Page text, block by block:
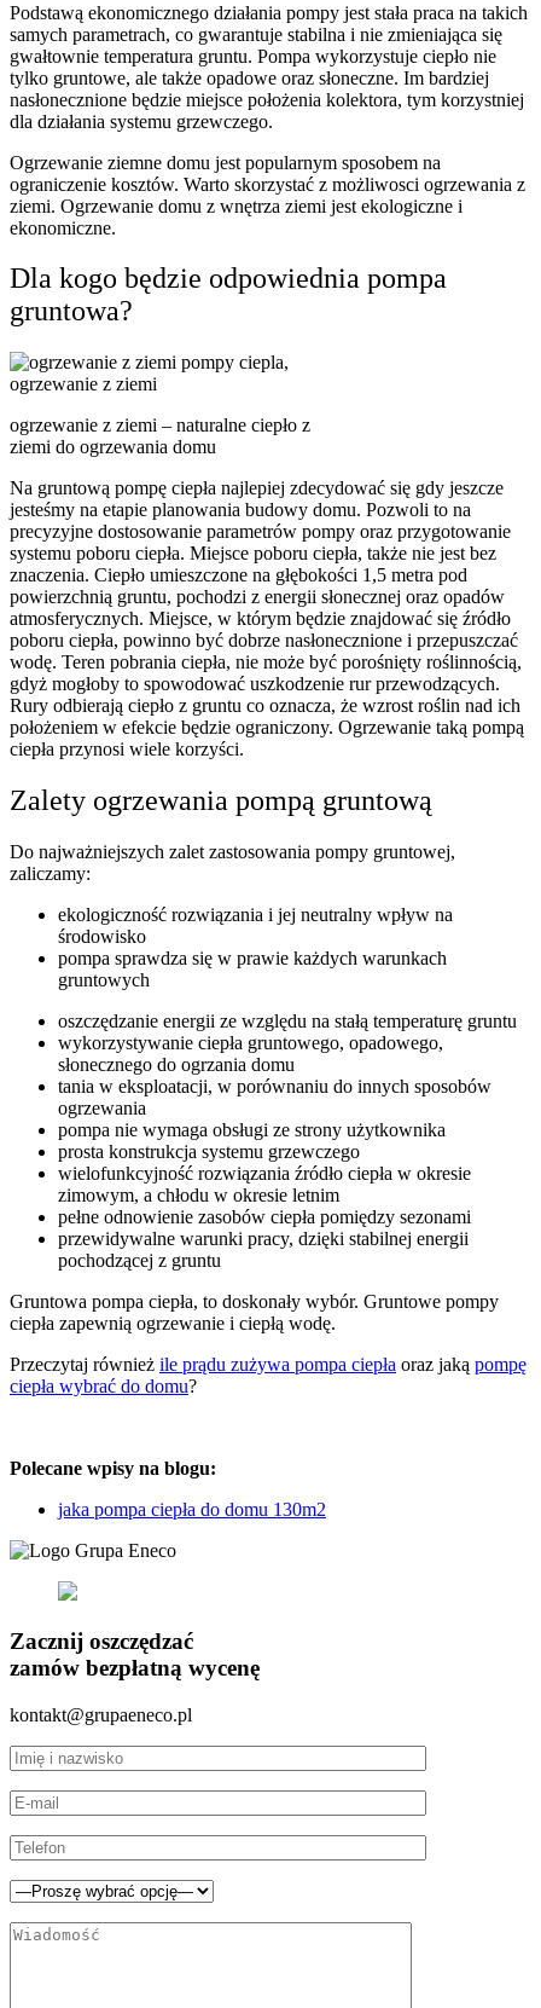
Podstawą ekonomicznego działania pompy jest stała praca na takich
samych parametrach, co gwarantuje stabilna i nie zmieniająca się
gwałtownie temperatura gruntu. Pompa wykorzystuje ciepło nie
tylko gruntowe, ale także opadowe oraz słoneczne. Im bardziej
nasłonecznione będzie miejsce położenia kolektora, tym korzystniej
dla działania systemu grzewczego.
Ogrzewanie ziemne domu jest popularnym sposobem na
ograniczenie kosztów. Warto skorzystać z możliwosci ogrzewania z
ziemi. Ogrzewanie domu z wnętrza ziemi jest ekologiczne i
ekonomiczne.
Dla kogo będzie odpowiednia pompa
gruntowa?
ogrzewanie z ziemi – naturalne ciepło z
ziemi do ogrzewania domu
Na gruntową pompę ciepła najlepiej zdecydować się gdy jeszcze
jesteśmy na etapie planowania budowy domu. Pozwoli to na
precyzyjne dostosowanie parametrów pompy oraz przygotowanie
systemu poboru ciepła. Miejsce poboru ciepła, także nie jest bez
znaczenia. Ciepło umieszczone na głębokości 1,5 metra pod
powierzchnią gruntu, pochodzi z energii słonecznej oraz opadów
atmosferycznych. Miejsce, w którym będzie znajdować się źródło
poboru ciepła, powinno być dobrze nasłonecznione i przepuszczać
wodę. Teren pobrania ciepła, nie może być porośnięty roślinnością,
gdyż mogłoby to spowodować uszkodzenie rur przewodzących.
Rury odbierają ciepło z gruntu co oznacza, że wzrost roślin nad ich
położeniem w efekcie będzie ograniczony. Ogrzewanie taką pompą
ciepła przynosi wiele korzyści.
Zalety ogrzewania pompą gruntową
Do najważniejszych zalet zastosowania pompy gruntowej,
zaliczamy:
ekologiczność rozwiązania i jej neutralny wpływ na
środowisko
pompa sprawdza się w prawie każdych warunkach
gruntowych
oszczędzanie energii ze względu na stałą temperaturę gruntu
wykorzystywanie ciepła gruntowego, opadowego,
słonecznego do ogrzania domu
tania w eksploatacji, w porównaniu do innych sposobów
ogrzewania
pompa nie wymaga obsługi ze strony użytkownika
prosta konstrukcja systemu grzewczego
wielofunkcyjność rozwiązania źródło ciepła w okresie
zimowym, a chłodu w okresie letnim
pełne odnowienie zasobów ciepła pomiędzy sezonami
przewidywalne warunki pracy, dzięki stabilnej energii
pochodzącej z gruntu
Gruntowa pompa ciepła, to doskonały wybór. Gruntowe pompy
ciepła zapewnią ogrzewanie i ciepłą wodę.
Przeczytaj również ile prądu zużywa pompa ciepła oraz jaką pompę
ciepła wybrać do domu?
Polecane wpisy na blogu:
jaka pompa ciepła do domu 130m2
Zacznij oszczędzać
zamów bezpłatną wycenę
kontakt@grupaeneco.pl